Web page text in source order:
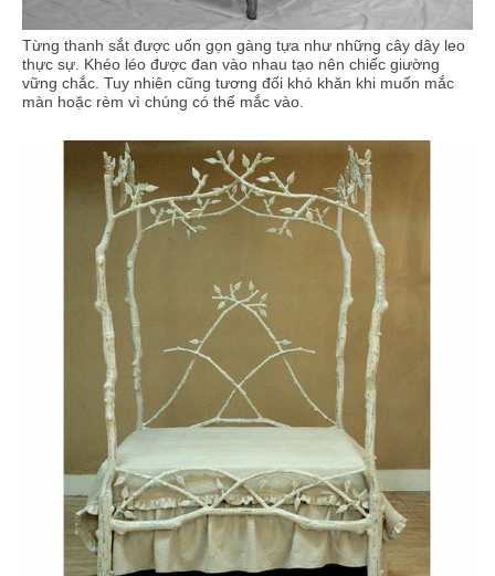
Từng thanh sắt được uốn gọn gàng tựa như những cây dây leo
thực sự. Khéo léo được đan vào nhau tạo nên chiếc giường
vững chắc. Tuy nhiên cũng tương đối khó khăn khi muốn mắc
màn hoặc rèm vì chúng có thể mắc vào.